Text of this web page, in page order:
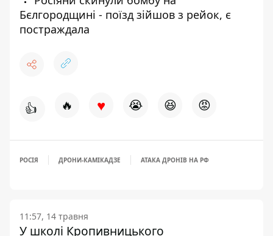
Бєлгородщині - поїзд зійшов з рейок, є
постраждала
👍 🔥 ♥ 😭 😆 😡
РОСІЯ ДРОНИ-КАМІКАДЗЕ АТАКА ДРОНІВ НА РФ
11:57, 14 травня
У школі Кропивницького